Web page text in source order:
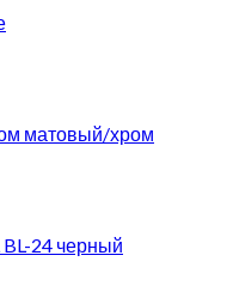
матовый/хром
BL-24 черный